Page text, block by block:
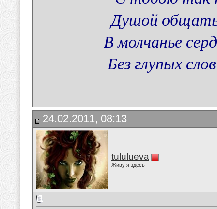
Душой
В молчанье
Без глупых
24.02.2011, 08:13
tululueva
Живу я здесь